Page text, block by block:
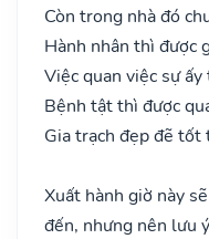
Còn trong nhà đó
Hành nhân thì được
Việc quan việc sự
Bệnh tật thì được
Gia trạch đẹp đẽ tốt
Xuất hành giờ này
đến, nhưng nên lưu